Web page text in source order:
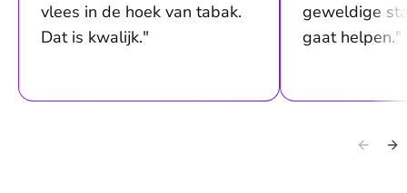
vlees in de hoek van tabak.
Dat is kwalijk."
geweldige
gaat helpen."